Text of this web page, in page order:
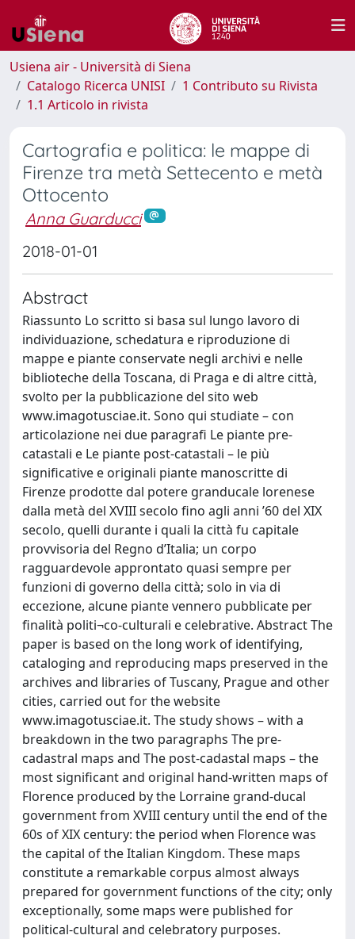
Usiena air - Università di Siena
Catalogo Ricerca UNISI
1 Contributo su Rivista
1.1 Articolo in rivista
Cartografia e politica: le mappe di
Firenze tra metà Settecento e metà
Ottocento
Anna Guarducci
2018-01-01
Abstract
Riassunto Lo scritto si basa sul lungo lavoro di
individuazione, schedatura e riproduzione di
mappe e piante conservate negli archivi e nelle
biblioteche della Toscana, di Praga e di altre città,
svolto per la pubblicazione del sito web
www.imagotusciae.it. Sono qui studiate – con
articolazione nei due paragrafi Le piante pre-
catastali e Le piante post-catastali – le più
significative e originali piante manoscritte di
Firenze prodotte dal potere granducale lorenese
dalla metà del XVIII secolo fino agli anni ’60 del XIX
secolo, quelli durante i quali la città fu capitale
provvisoria del Regno d’Italia; un corpo
ragguardevole approntato quasi sempre per
funzioni di governo della città; solo in via di
eccezione, alcune piante vennero pubblicate per
finalità politi¬co-culturali e celebrative. Abstract The
paper is based on the long work of identifying,
cataloging and reproducing maps preserved in the
archives and libraries of Tuscany, Prague and other
cities, carried out for the website
www.imagotusciae.it. The study shows – with a
breakdown in the two paragraphs The pre-
cadastral maps and The post-cadastal maps – the
most significant and original hand-written maps of
Florence produced by the Lorraine grand-ducal
government from XVIII century until the end of the
60s of XIX century: the period when Florence was
the capital of the Italian Kingdom. These maps
constitute a remarkable corpus almost always
prepared for government functions of the city; only
exceptionally, some maps were published for
political-cultural and celebratory purposes.